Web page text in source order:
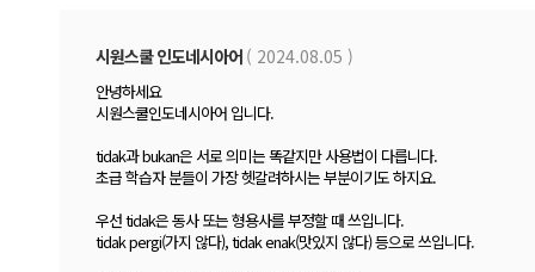
시원스쿨 인도네시아어 ( 2024.08.05 )
안녕하세요
시원스쿨인도네시아어 입니다.
tidak과 bukan은 서로 의미는 똑같지만 사용법이 다릅니다.
초급 학습자 분들이 가장 헷갈려하시는 부분이기도 하지요.
우선 tidak은 동사 또는 형용사를 부정할 때 쓰입니다.
tidak pergi(가지 않다), tidak enak(맛있지 않다) 등으로 쓰입니다.